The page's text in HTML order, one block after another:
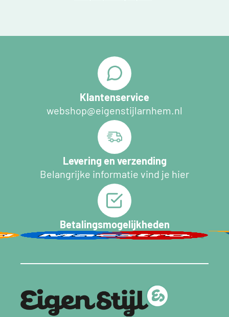
Klantenservice
webshop@eigenstijlarnhem.nl
Levering en verzending
Belangrijke informatie vind je hier
Betalingsmogelijkheden